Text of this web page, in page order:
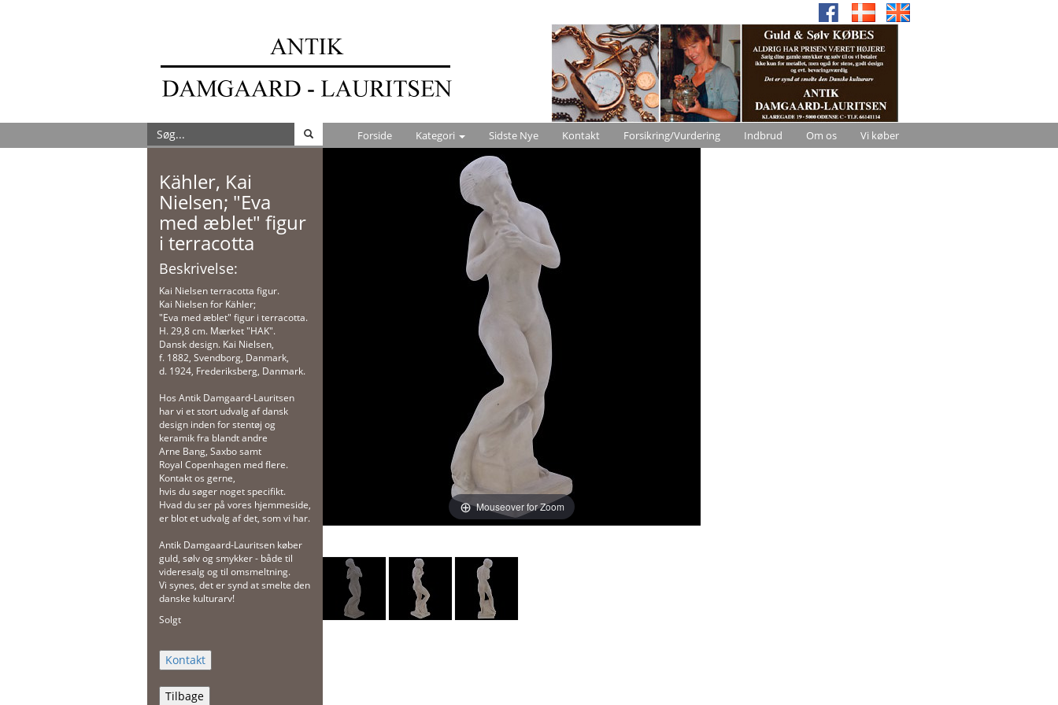
Forside Kategori Sidste Nye Kontakt Forsikring/Vurdering Indbrud Om os Vi køber
Kähler, Kai
Nielsen; "Eva
med æblet" figur
i terracotta
Beskrivelse:
Kai Nielsen terracotta figur.
Kai Nielsen for Kähler;
"Eva med æblet" figur i terracotta.
H. 29,8 cm. Mærket "HAK".
Dansk design. Kai Nielsen,
f. 1882, Svendborg, Danmark,
d. 1924, Frederiksberg, Danmark.
Hos Antik Damgaard-Lauritsen
har vi et stort udvalg af dansk
design inden for stentøj og
keramik fra blandt andre
Arne Bang, Saxbo samt
Royal Copenhagen med flere.
Kontakt os gerne,
hvis du søger noget specifikt.
Hvad du ser på vores hjemmeside,
er blot et udvalg af det, som vi har.
Antik Damgaard-Lauritsen køber
guld, sølv og smykker - både til
videresalg og til omsmeltning.
Vi synes, det er synd at smelte den
danske kulturarv!
Solgt
Tilbage
Mouseover for Zoom